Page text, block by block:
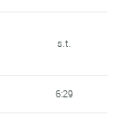
s.t.
6:29